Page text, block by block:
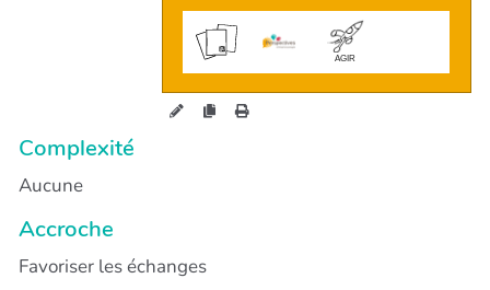
AGIR
wiki.perspectives.coop/?
ContribTemps
Complexité
Aucune
Accroche
Favoriser les échanges